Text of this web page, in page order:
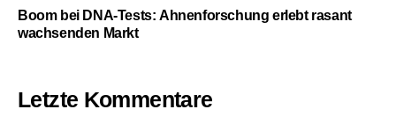
Boom bei DNA-Tests: Ahnenforschung erlebt rasant
wachsenden Markt
Letzte Kommentare